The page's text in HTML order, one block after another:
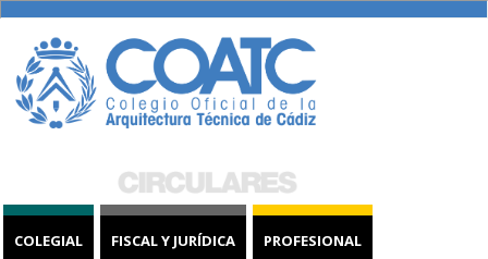
COLEGIAL FISCAL Y JURÍDICA PROFESIONAL